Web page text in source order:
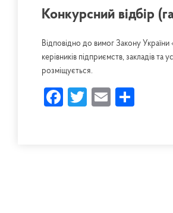
Конкурсний відбір
Відповідно до вимог Закону
керівників підприємств, закладів
розміщується.
Facebook
Twitter
Email